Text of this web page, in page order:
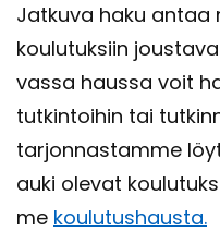
Jat­ku­va haku antaa
kou­lu­tuk­siin
vas­sa haus­sa voit
tut­kin­toi­hin tai
tar­jon­nas­tam­me
auki ole­vat
me kou­lu­tus­haus­ta.